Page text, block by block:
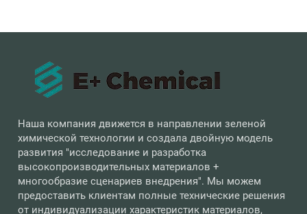
Наша компания движется в направлении зеленой
химической технологии и создала двойную модель
развития "исследование и разработка
высокопроизводительных материалов +
многообразие сценариев внедрения". Мы можем
предоставить клиентам полные технические решения
от индивидуализации характеристик материалов,